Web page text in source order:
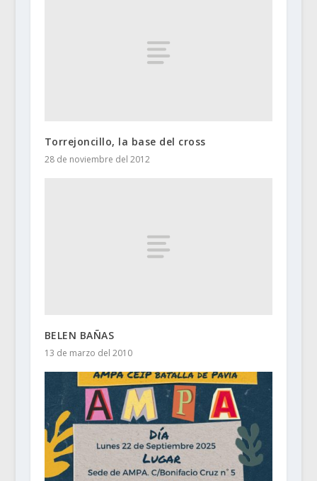
Torrejoncillo, la base del cross
28 de noviembre del 2012
BELEN BAÑAS
13 de marzo del 2010